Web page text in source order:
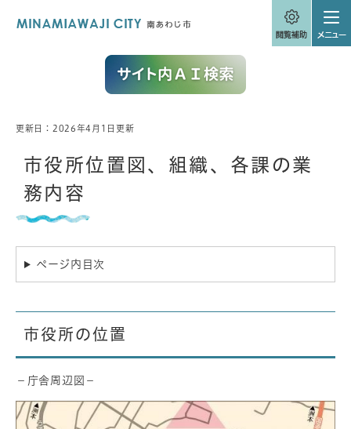
本
更新日：2026年4月1日更新
市役所位置図、組織、各課の業
務内容
ページ内目次
市役所の位置
－庁舎周辺図－